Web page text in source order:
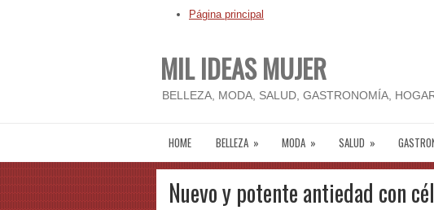
Página principal
MIL IDEAS MUJER
BELLEZA, MODA, SALUD, GASTRONOMÍA,
HOME BELLEZA » MODA » SALUD »
Nuevo y potente antiedad con